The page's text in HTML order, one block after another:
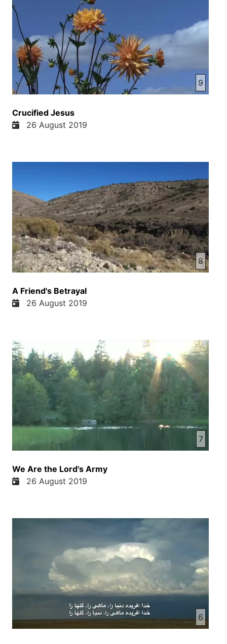
9
Crucified Jesus
26 August 2019
8
A Friend's Betrayal
26 August 2019
7
We Are the Lord's Army
26 August 2019
6